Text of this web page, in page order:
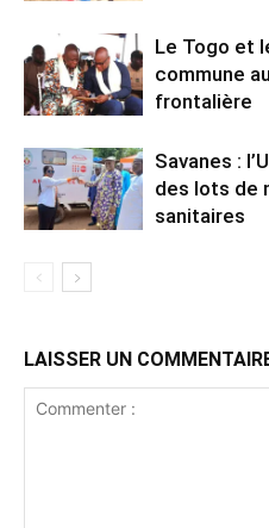
Le Togo et
commune
frontalière
Savanes :
des lots de
sanitaires
LAISSER UN